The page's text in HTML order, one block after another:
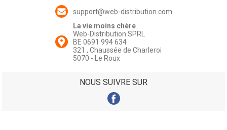
support@web-distribution.com
La vie moins chère
Web-Distribution SPRL
BE 0691 994 634
321 , Chaussée de Charleroi
5070 - Le Roux
NOUS SUIVRE SUR